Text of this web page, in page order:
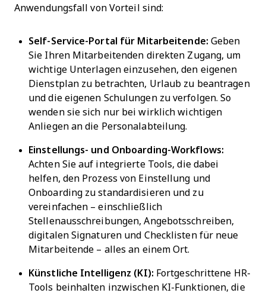
Anwendungsfall von Vorteil sind:
Self-Service-Portal für Mitarbeitende: Geben
Sie Ihren Mitarbeitenden direkten Zugang, um
wichtige Unterlagen einzusehen, den eigenen
Dienstplan zu betrachten, Urlaub zu beantragen
und die eigenen Schulungen zu verfolgen. So
wenden sie sich nur bei wirklich wichtigen
Anliegen an die Personalabteilung.
Einstellungs- und Onboarding-Workflows:
Achten Sie auf integrierte Tools, die dabei
helfen, den Prozess von Einstellung und
Onboarding zu standardisieren und zu
vereinfachen – einschließlich
Stellenausschreibungen, Angebotsschreiben,
digitalen Signaturen und Checklisten für neue
Mitarbeitende – alles an einem Ort.
Künstliche Intelligenz (KI): Fortgeschrittene HR-
Tools beinhalten inzwischen KI-Funktionen, die